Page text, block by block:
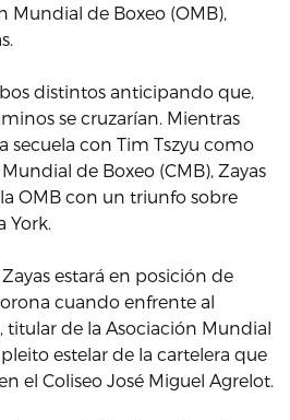
Mundial de Boxeo (OMB),
distintos anticipando que,
se cruzarían. Mientras
secuela con Tim Tszyu como
de Boxeo (CMB), Zayas
OMB con un triunfo sobre
York.
estará en posición de
cuando enfrente al
titular de la Asociación Mundial
estelar de la cartelera que
el Coliseo José Miguel Agrelot.